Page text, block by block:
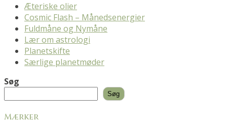
Æteriske olier
Cosmic Flash – Månedsenergier
Fuldmåne og Nymåne
Lær om astrologi
Planetskifte
Særlige planetmøder
Søg
Søg
Mærker